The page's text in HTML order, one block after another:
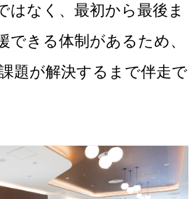
はなく、最初から最後ま
できる体制があるため、
題が解決するまで伴走で